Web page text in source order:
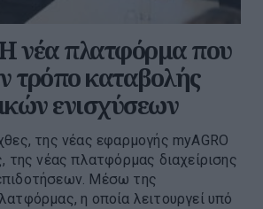
νέα πλατφόρμα που
τρόπο καταβολής
ενισχύσεων
της νέας εφαρμογής myAGRO
της νέας πλατφόρμας διαχείρισης
Μέσω της
η οποία λειτουργεί υπό